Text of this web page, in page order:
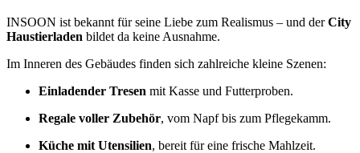
INSOON ist bekannt für seine Liebe zum Realismus – und derCity
Haustierladen bildet da keine Ausnahme.
Im Inneren des Gebäudes finden sich zahlreiche kleine Szenen:
Einladender Tresen mit Kasse und Futterproben.
Regale voller Zubehör, vom Napf bis zum Pflegekamm.
Küche mit Utensilien, bereit für eine frische Mahlzeit.